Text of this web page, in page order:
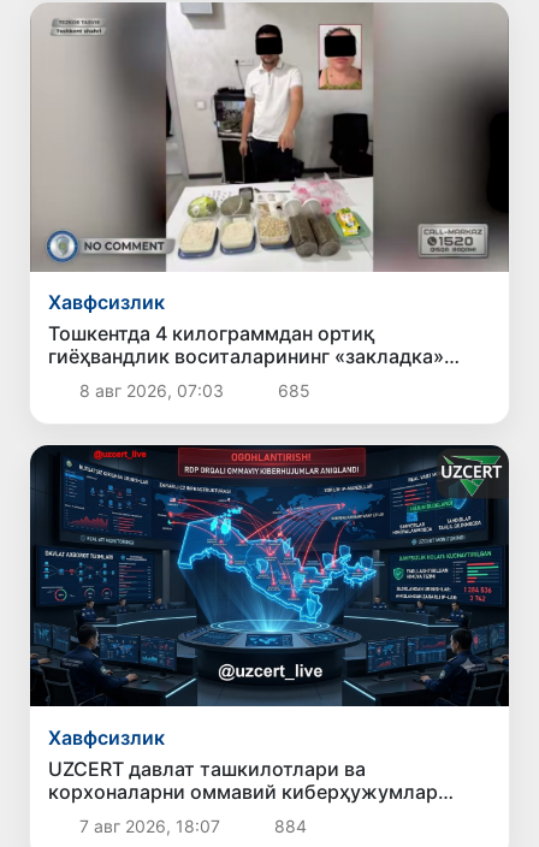
Хавфсизлик
Тошкентда 4 килограммдан ортиқ
гиёҳвандлик воситаларининг «закладка»
усулида тарқатилишига чек қўйилди
8 авг 2026, 07:03 685
Хавфсизлик
UZCERT давлат ташкилотлари ва
корхоналарни оммавий киберҳужумлар
ҳақида огоҳлантирди
7 авг 2026, 18:07 884